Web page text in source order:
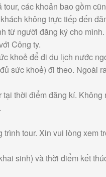
các khoản bao gồm
không trực tiếp đến
từ người đăng ký cho mình.
Công ty.
khoẻ để đi du lịch nước
sức khoẻ) đi theo. Ngoài
thời điểm đăng kí. Không
tour. Xin vui lòng xem
sinh) và thời điểm kết